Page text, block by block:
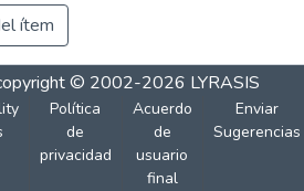
ítem
© 2002-2026 LYRASIS
Política
de
privacidad
Acuerdo
de
usuario
final
Enviar
Sugerencias